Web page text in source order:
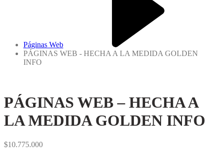
Páginas Web
PÁGINAS WEB - HECHA A LA MEDIDA GOLDEN
INFO
PÁGINAS WEB – HECHA A
LA MEDIDA GOLDEN INFO
$10.775.000